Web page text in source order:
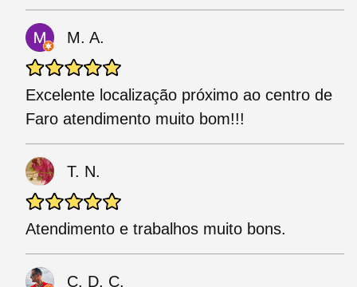
M. A.
Excelente localização próximo ao centro de
Faro atendimento muito bom!!!
T. N.
Atendimento e trabalhos muito bons.
C. D. C.